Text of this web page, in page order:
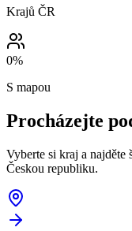
Krajů ČR
0%
S mapou
Procházejte
Vyberte si kraj a
Českou republiku.